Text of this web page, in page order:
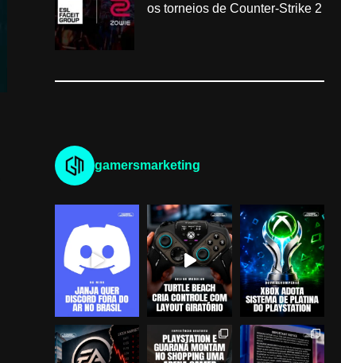
os torneios de Counter-Strike 2
gamersmarketing